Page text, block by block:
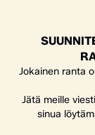
Jokainen ranta
Jätä meille
sinua